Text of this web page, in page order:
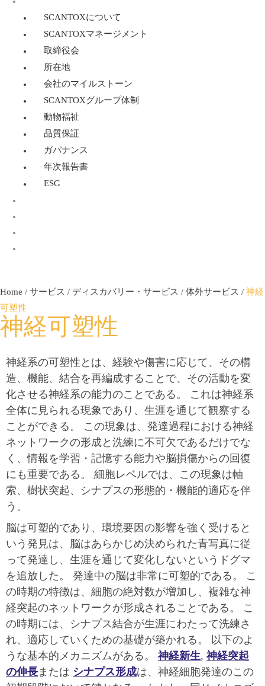
SCANTOXについて
SCANTOXマネージメント
取締役会
所在地
会社のマイルストーン
SCANTOXグループ体制
動物福祉
品質保証
ガバナンス
年次報告書
ESG
Home / サービス / ディスカバリー・サービス / 体外サービス / 神経
可塑性
神経可塑性
神経系の可塑性とは、経験や傷害に応じて、その構
造、機能、結合を再編成することで、その活動を変
化させる神経系の能力のことである。 これは神経系
全体に見られる現象であり、生涯を通じて観察する
ことができる。 この現象は、発達過程における神経
ネットワークの形成と洗練に不可欠であるだけでな
く、情報を学習・記憶する能力や脳損傷からの回復
にも重要である。 細胞レベルでは、この現象は軸
索、樹状突起、シナプスの形態的・機能的適応を伴
う。
脳は可塑的であり、環境要因の影響を強く受けると
いう発見は、脳はあらかじめ決められた青写真に従
って発達し、生涯を通じて変化しないというドグマ
を追放した。 発達中の脳は非常に可塑的である。 こ
の時期の特徴は、細胞の絶対数が増加し、複雑な神
経突起のネットワークが形成されることである。 こ
の時期には、シナプス結合が生涯にわたって洗練さ
れ、適応していくための基礎が築かれる。 以下のよ
うな基本的メカニズムがある。 神経新生, 神経突起
の伸長 または シナプス形成は、神経細胞発達のこの